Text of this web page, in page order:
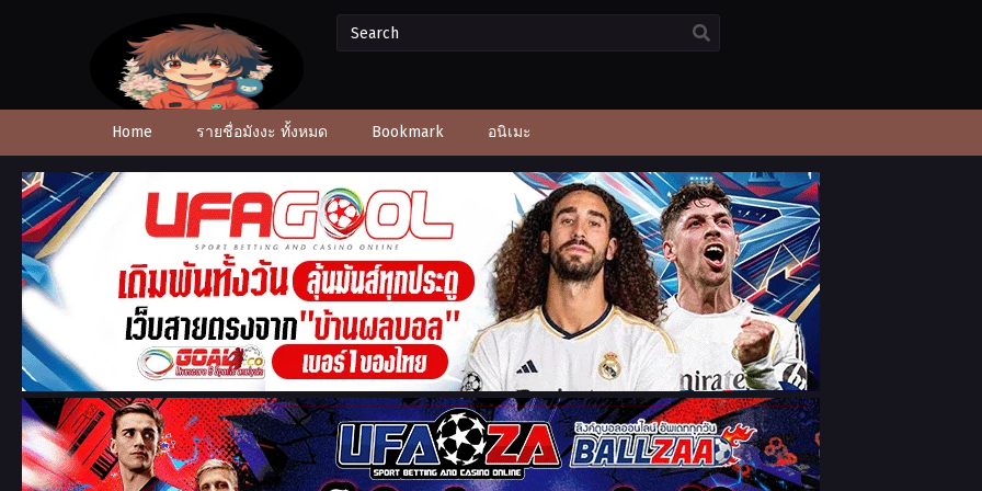
Home รายชื่อมังงะ ทั้งหมด Bookmark อนิเมะ